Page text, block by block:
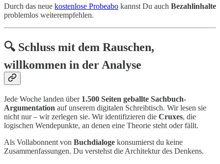
Durch das neue kostenlose Probeabo kannst Du auch Bezahlinhalte
problemlos weiterempfehlen.
🔍 Schluss mit dem Rauschen,
willkommen in der Analyse
Jede Woche landen über 1.500 Seiten geballte Sachbuch-
Argumentation auf unserem digitalen Schreibtisch. Wir lesen sie
nicht nur – wir zerlegen sie. Wir identifizieren die Cruxes, die
logischen Wendepunkte, an denen eine Theorie steht oder fällt.
Als Vollabonnent von Buchdialoge konsumierst du keine
Zusammenfassungen. Du verstehst die Architektur des Denkens.